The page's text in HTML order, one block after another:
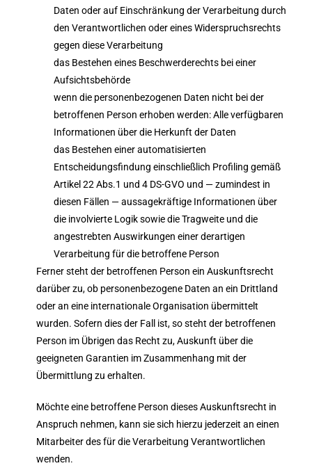
Daten oder auf Einschränkung der Verarbeitung durch
den Verantwortlichen oder eines Widerspruchsrechts
gegen diese Verarbeitung
das Bestehen eines Beschwerderechts bei einer
Aufsichtsbehörde
wenn die personenbezogenen Daten nicht bei der
betroffenen Person erhoben werden: Alle verfügbaren
Informationen über die Herkunft der Daten
das Bestehen einer automatisierten
Entscheidungsfindung einschließlich Profiling gemäß
Artikel 22 Abs.1 und 4 DS-GVO und — zumindest in
diesen Fällen — aussagekräftige Informationen über
die involvierte Logik sowie die Tragweite und die
angestrebten Auswirkungen einer derartigen
Verarbeitung für die betroffene Person
Ferner steht der betroffenen Person ein Auskunftsrecht
darüber zu, ob personenbezogene Daten an ein Drittland
oder an eine internationale Organisation übermittelt
wurden. Sofern dies der Fall ist, so steht der betroffenen
Person im Übrigen das Recht zu, Auskunft über die
geeigneten Garantien im Zusammenhang mit der
Übermittlung zu erhalten.
Möchte eine betroffene Person dieses Auskunftsrecht in
Anspruch nehmen, kann sie sich hierzu jederzeit an einen
Mitarbeiter des für die Verarbeitung Verantwortlichen
wenden.